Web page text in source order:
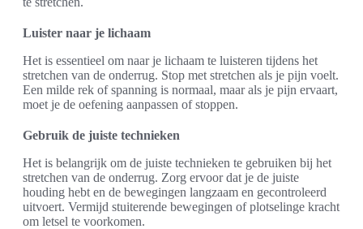
Luister naar je lichaam
Het is essentieel om naar je lichaam te luisteren tijdens het
stretchen van de onderrug. Stop met stretchen als je pijn voelt.
Een milde rek of spanning is normaal, maar als je pijn ervaart,
moet je de oefening aanpassen of stoppen.
Gebruik de juiste technieken
Het is belangrijk om de juiste technieken te gebruiken bij het
stretchen van de onderrug. Zorg ervoor dat je de juiste
houding hebt en de bewegingen langzaam en gecontroleerd
uitvoert. Vermijd stuiterende bewegingen of plotselinge kracht
om letsel te voorkomen.